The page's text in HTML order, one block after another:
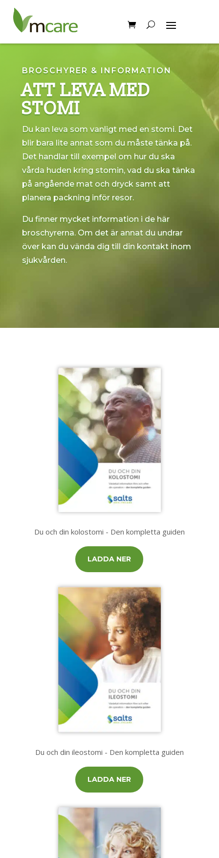
BROSCHYRER & INFORMATION
ATT LEVA MED
STOMI
Du kan leva som vanligt med en stomi. Det
blir bara lite annat som du måste tänka på.
Det handlar till exempel om hur du ska
vårda huden kring stomin, vad du ska tänka
på angående mat och dryck samt att
planera packning inför resor.
Du finner mycket information i de här
broschyrerna. Om det är annat du undrar
över kan du vända dig till din kontakt inom
sjukvården.
Du och din kolostomi - Den kompletta guiden
LADDA NER
Du och din ileostomi - Den kompletta guiden
LADDA NER